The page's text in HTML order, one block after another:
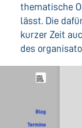
thematische
lässt. Die
kurzer Zeit
des